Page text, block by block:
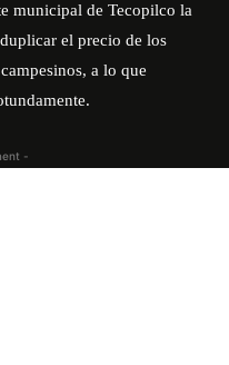
municipal de Tecopilco la
el precio de los
a lo que
-